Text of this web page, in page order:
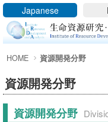
Japanese
HOME 資源開発分野
資源開発分野
資源開発分野
HOME
IRDA
研究